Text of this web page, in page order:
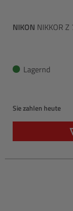
NIKON NIKKOR
Lagernd
Sie zahlen heute